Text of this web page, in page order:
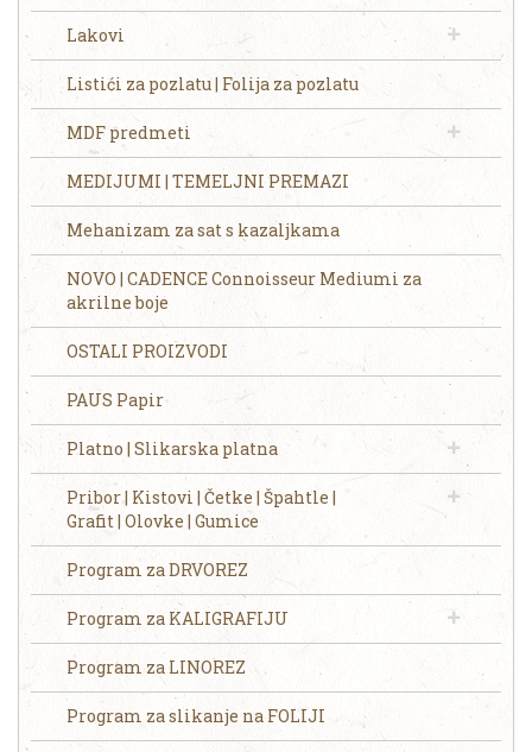
Lakovi
Listići za pozlatu | Folija za pozlatu
MDF predmeti
MEDIJUMI | TEMELJNI PREMAZI
Mehanizam za sat s kazaljkama
NOVO | CADENCE Connoisseur Mediumi za
akrilne boje
OSTALI PROIZVODI
PAUS Papir
Platno | Slikarska platna
Pribor | Kistovi | Četke | Špahtle |
Grafit | Olovke | Gumice
Program za DRVOREZ
Program za KALIGRAFIJU
Program za LINOREZ
Program za slikanje na FOLIJI